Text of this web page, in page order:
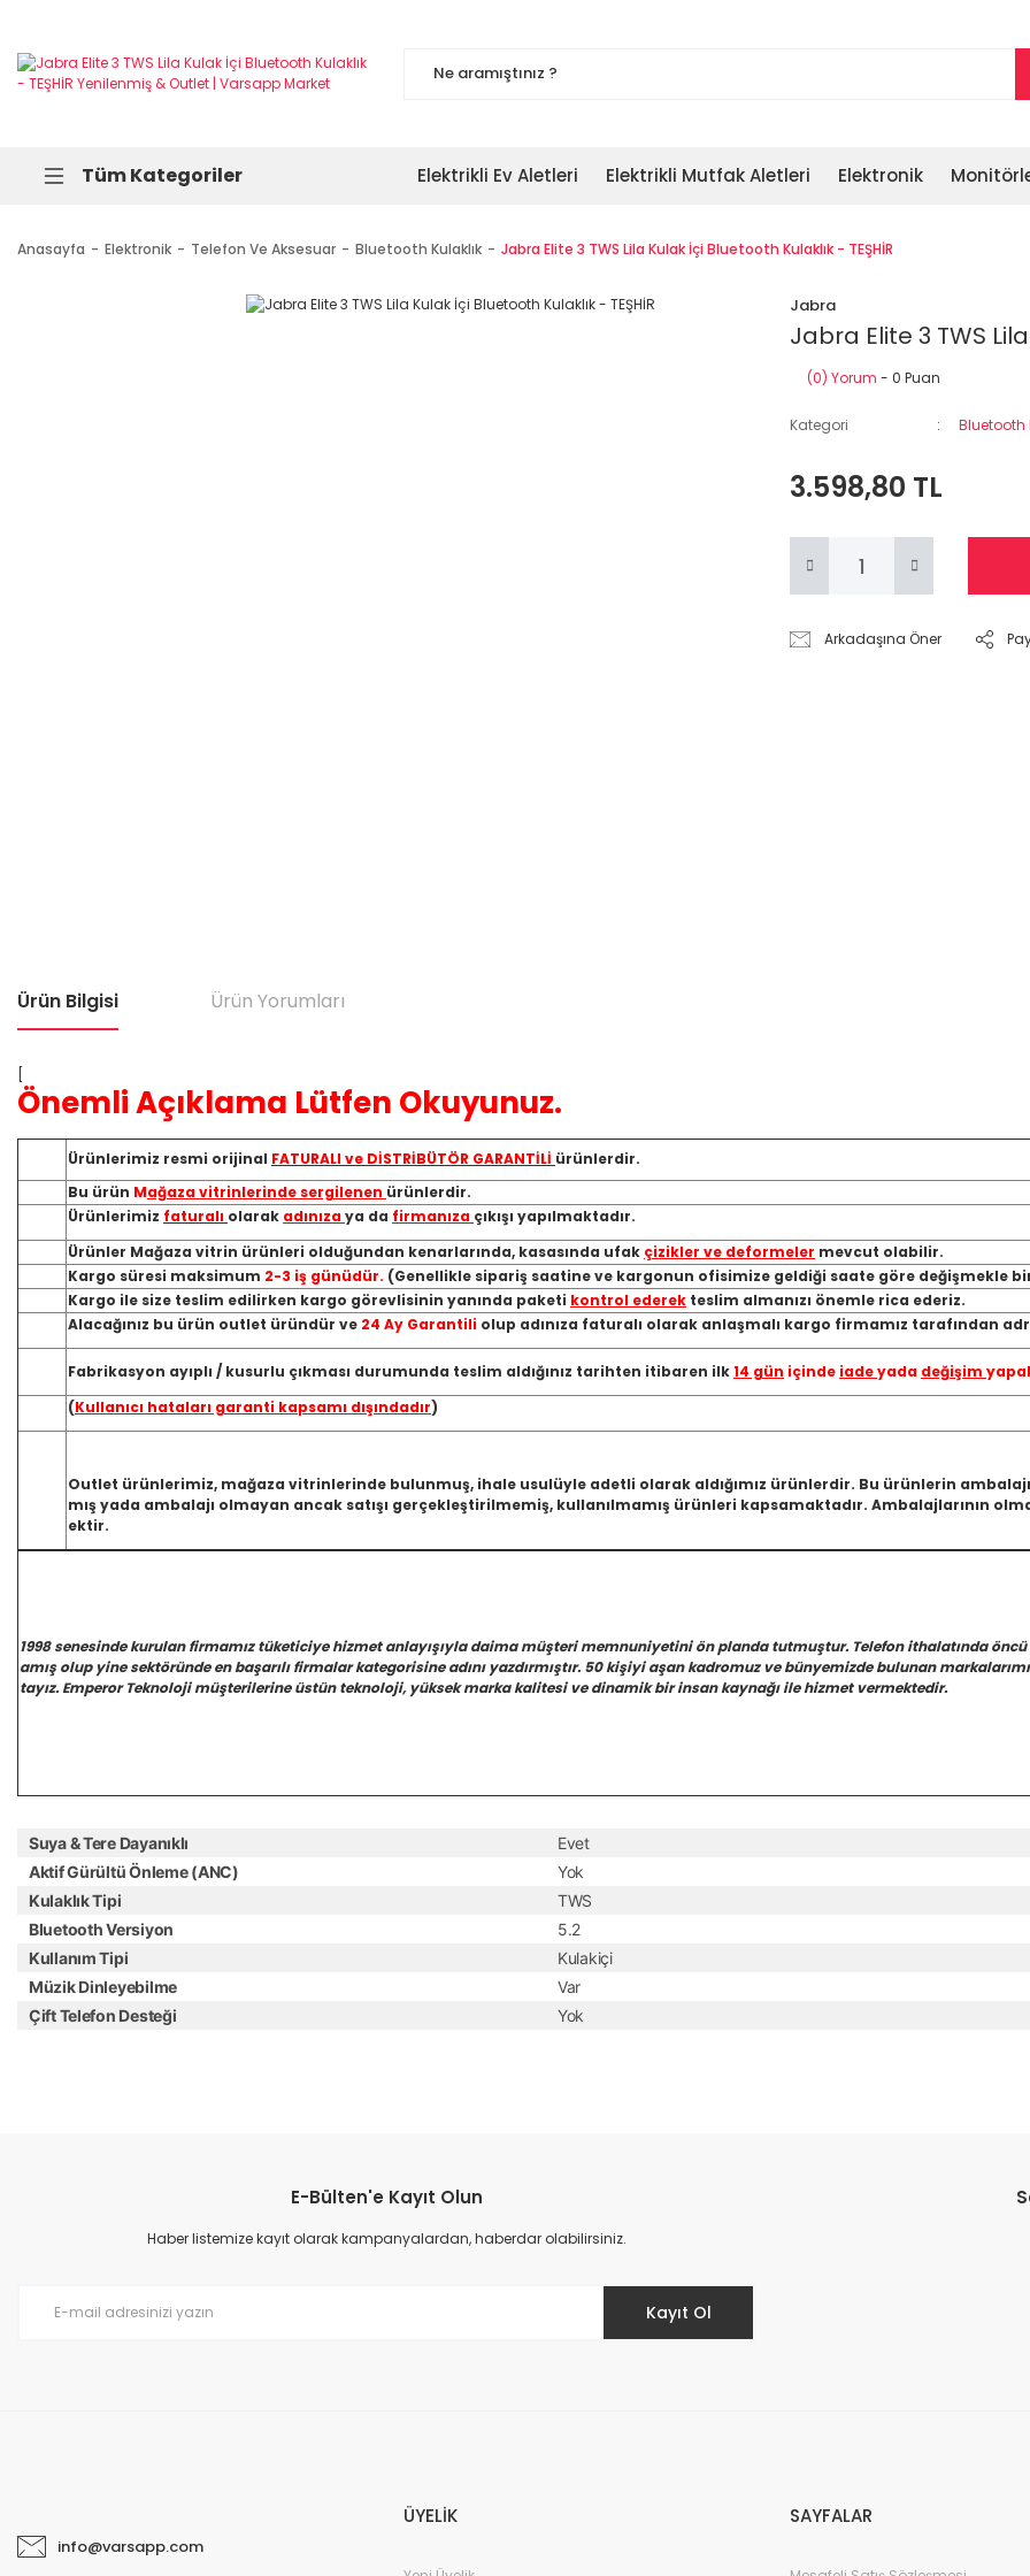
Tüm Kategoriler Elektrikli Ev Aletleri Elektrikli Mutfak Aletleri Elektronik
Anasayfa Elektronik Telefon Ve Aksesuar Bluetooth Kulaklık Jabra Elite 3 TWS Lila Kulak İçi Bluetooth Kulaklık - TEŞHİR
Jabra
Jabra Elite 3 TWS
(0) Yorum - 0 Puan
Kategori Bluetooth
3.598,80 TL
Arkadaşına Öner
Ürün Bilgisi Ürün Yorumları
Önemli Açıklama Lütfen Okuyunuz.
Ürünlerimiz resmi orijinal FATURALI ve DİSTRİBÜTÖR GARANTİLİ ürünlerdir.
Bu ürün Mağaza vitrinlerinde sergilenen ürünlerdir.
Ürünlerimiz faturalı olarak adınızaya da firmanıza çıkışı yapılmaktadır.
Ürünler Mağaza vitrin ürünleri olduğundan kenarlarında, kasasında ufak çizikler ve deformeler mevcut olabilir.
Kargo süresi maksimum 2-3 iş günüdür. (Genellikle sipariş saatine ve kargonun ofisimize geldiği saate göre değişmekle
Kargo ile size teslim edilirken kargo görevlisinin yanında paketi kontrol ederek teslim almanızı önemle rica ederiz.
Alacağınız bu ürün outlet üründür ve 24 Ay Garantili olup adınıza faturalı olarak anlaşmalı kargo firmamız tarafından
Fabrikasyon ayıplı / kusurlu çıkması durumunda teslim aldığınız tarihten itibaren ilk14 gün içinde iadeyada değişim
(Kullanıcı hataları garanti kapsamı dışındadır)
Outlet ürünlerimiz, mağaza vitrinlerinde bulunmuş, ihale usulüyle adetli olarak aldığımız ürünlerdir. Bu ürünlerin
mış yada ambalajı olmayan ancak satışı gerçekleştirilmemiş, kullanılmamış ürünleri kapsamaktadır. Ambalajlarının
ektir.
1998 senesinde kurulan firmamız tüketiciye hizmet anlayışıyla daima müşteri memnuniyetini ön planda tutmuştur. Telefon ithalatında
amış olup yine sektöründe en başarılı firmalar kategorisine adını yazdırmıştır. 50 kişiyi aşan kadromuz ve bünyemizde bulunan
tayız. Emperor Teknoloji müşterilerine üstün teknoloji, yüksek marka kalitesi ve dinamik bir insan kaynağı ile hizmet vermektedir.
Suya & Tere Dayanıklı
Evet
Aktif Gürültü Önleme (ANC)
Yok
Kulaklık Tipi
TWS
Bluetooth Versiyon
5.2
Kullanım Tipi
Kulakiçi
Müzik Dinleyebilme
Var
Çift Telefon Desteği
Yok
E-Bülten'e Kayıt Olun
Haber listemize kayıt olarak kampanyalardan, haberdar olabilirsiniz.
Kayıt Ol
info@varsapp.com
ÜYELİK SAYFALAR